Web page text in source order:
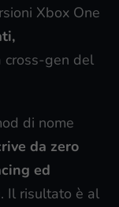
Xbox One
cross-gen del
di nome
da zero
ed
. Il risultato è al